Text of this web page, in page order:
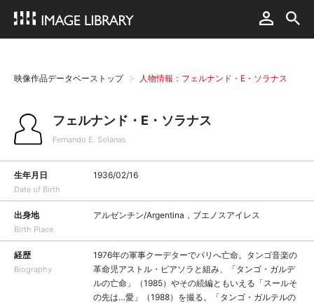
映像作品データベーストップ 人物情報：フェルナンド・E・ソラナス
フェルナンド・E・ソラナス
Fernando E. Solanas
生年月日
Date of Birth
1936/02/16
出身地
Birth Place
アルゼンチン/Argentina，ブエノスアイレス
経歴
Biography
1976年の軍事クーデターでパリへ亡命。タンゴ音楽の
革命児アストル・ピアソラと組み、「タンゴ・ガルデ
ルの亡命」（1985）やその続編ともいえる「スールそ
の先は…愛」（1988）を撮る。「タンゴ・ガルテルの